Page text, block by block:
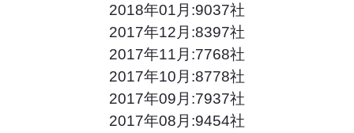
2018年01月:9037社
2017年12月:8397社
2017年11月:7768社
2017年10月:8778社
2017年09月:7937社
2017年08月:9454社